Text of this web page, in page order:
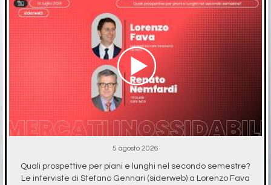
5 agosto 2026
Quali prospettive per piani e lunghi nel secondo semestre?
Le interviste di Stefano Gennari (siderweb) a Lorenzo Fava